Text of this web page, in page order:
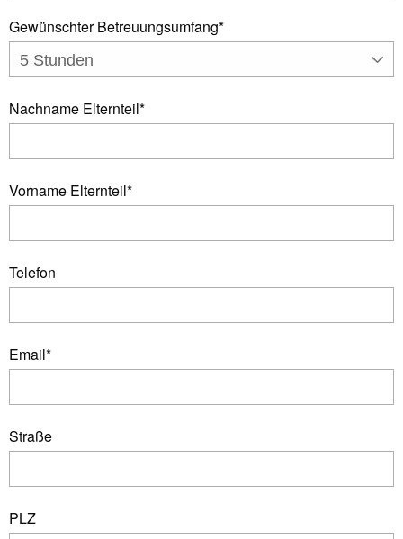
Gewünschter Betreuungsumfang*
5 Stunden
Nachname Elternteil*
Vorname Elternteil*
Telefon
Email*
Straße
PLZ